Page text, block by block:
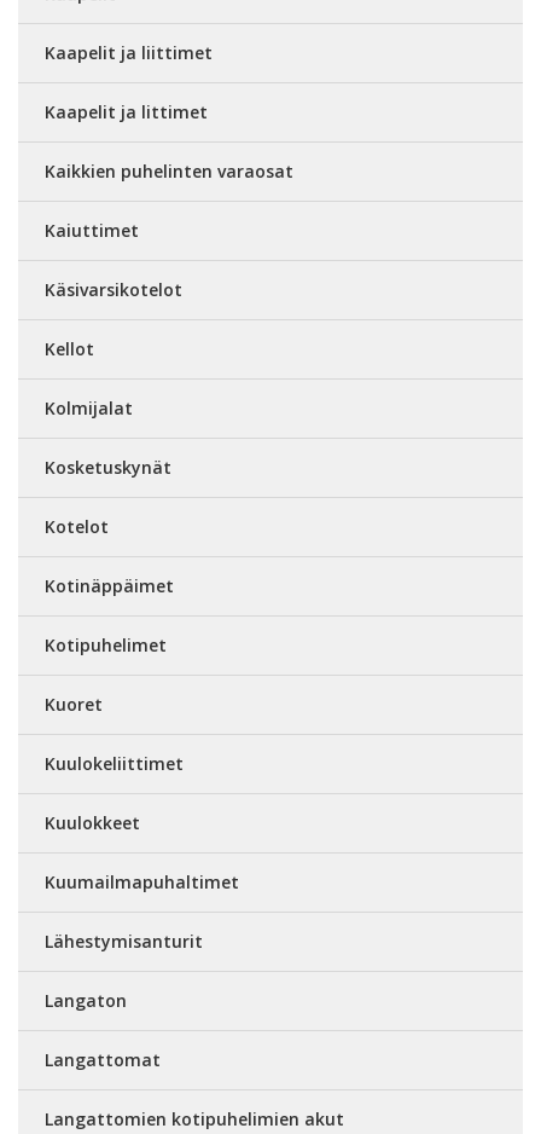
Kaapelit ja liittimet
Kaapelit ja littimet
Kaikkien puhelinten varaosat
Kaiuttimet
Käsivarsikotelot
Kellot
Kolmijalat
Kosketuskynät
Kotelot
Kotinäppäimet
Kotipuhelimet
Kuoret
Kuulokeliittimet
Kuulokkeet
Kuumailmapuhaltimet
Lähestymisanturit
Langaton
Langattomat
Langattomien kotipuhelimien akut